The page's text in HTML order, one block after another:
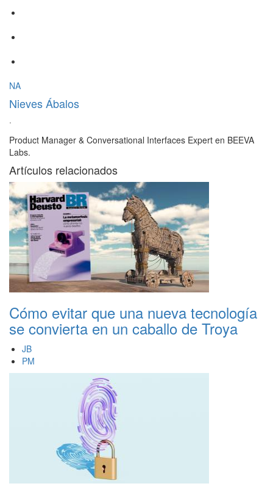
NA
Nieves Ábalos
·
Product Manager & Conversational Interfaces Expert en BEEVA
Labs.
Artículos relacionados
Cómo evitar que una nueva tecnología
se convierta en un caballo de Troya
JB
PM